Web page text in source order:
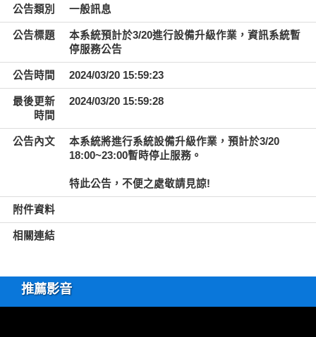
公告類別 一般訊息
公告標題
本系統預計於3/20進行設備升級作業，資訊系統暫
停服務公告
公告時間 2024/03/20 15:59:23
最後更新
時間
2024/03/20 15:59:28
公告內文
本系統將進行系統設備升級作業，預計於3/20
18:00~23:00暫時停止服務。
特此公告，不便之處敬請見諒!
附件資料
相關連結
推薦影音